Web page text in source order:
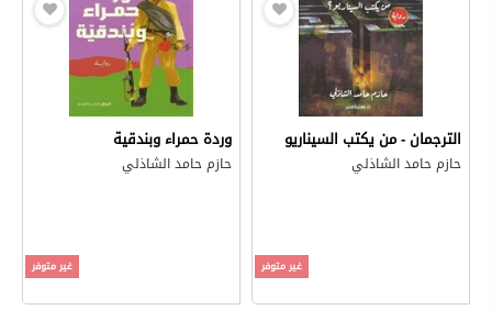
الترجمان - من يكتب السيناريو
حازم حامد الشاذلي
غير متوفر
وردة حمراء وبندقية
حازم حامد الشاذلي
غير متوفر